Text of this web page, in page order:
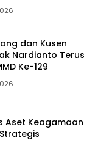
dan Kusen
Nardianto Terus
Ke-129
Aset Keagamaan